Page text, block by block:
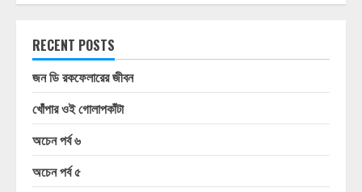
RECENT POSTS
জন ডি রকফেলারের জীবন
খোঁপার ওই গোলাপকাঁটা
অচেন পর্ব ৬
অচেন পর্ব ৫